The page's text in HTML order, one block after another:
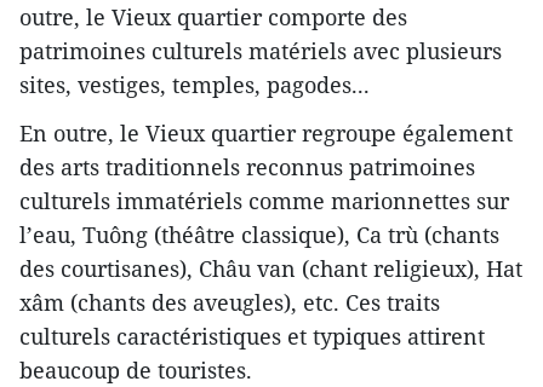
outre, le Vieux quartier comporte des
patrimoines culturels matériels avec plusieurs
sites, vestiges, temples, pagodes...
En outre, le Vieux quartier regroupe également
des arts traditionnels reconnus patrimoines
culturels immatériels comme marionnettes sur
l’eau, Tuông (théâtre classique), Ca trù (chants
des courtisanes), Châu van (chant religieux), Hat
xâm (chants des aveugles), etc. Ces traits
culturels caractéristiques et typiques attirent
beaucoup de touristes.